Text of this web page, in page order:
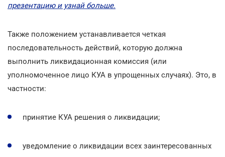
презентацию и узнай больше.
Также положением устанавливается четкая
последовательность действий, которую должна
выполнить ликвидационная комиссия (или
уполномоченное лицо КУА в упрощенных случаях). Это, в
частности:
принятие КУА решения о ликвидации;
уведомление о ликвидации всех заинтересованных